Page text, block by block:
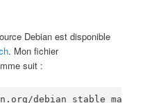
Debian est disponible
. Mon fichier
suit :
debian stable main